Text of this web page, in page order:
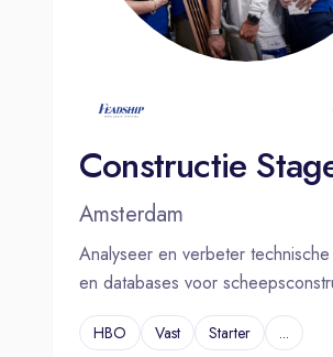
Amsterdam
Analyseer en verbeter
en databases voor
HBO Vast Starter ...